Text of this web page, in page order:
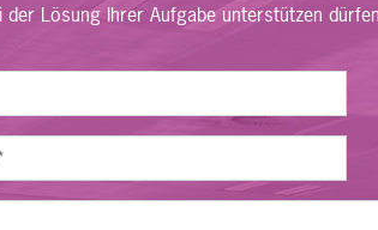
der Lösung Ihrer Aufgabe unterstützen